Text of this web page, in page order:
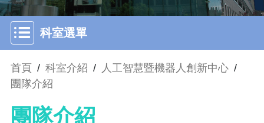
科室選單
首頁 / 科室介紹 / 人工智慧暨機器人創新中心 /
團隊介紹
團隊介紹